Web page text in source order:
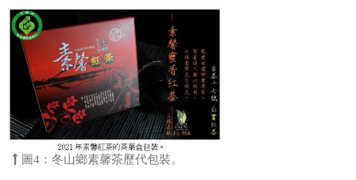
圖4：冬山鄉素馨茶歷代包裝。